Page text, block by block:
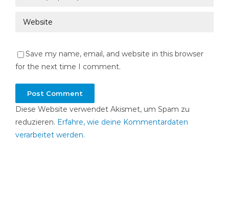
Save my name, email, and website in this browser
for the next time I comment.
Diese Website verwendet Akismet, um Spam zu
reduzieren. Erfahre, wie deine Kommentardaten
verarbeitet werden.